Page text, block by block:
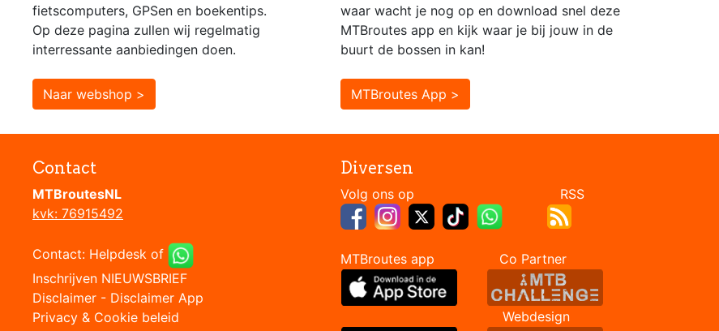
fietscomputers, GPSen en boekentips.
Op deze pagina zullen wij regelmatig
interressante aanbiedingen doen.
Naar webshop >
waar wacht je nog op en download snel deze
MTBroutes app en kijk waar je bij jouw in de
buurt de bossen in kan!
MTBroutes App >
Contact
MTBroutesNL
kvk: 76915492
Contact: Helpdesk of
Inschrijven NIEUWSBRIEF
Disclaimer - Disclaimer App
Privacy & Cookie beleid
Diversen
Volg ons op RSS
MTBroutes app Co Partner
Webdesign